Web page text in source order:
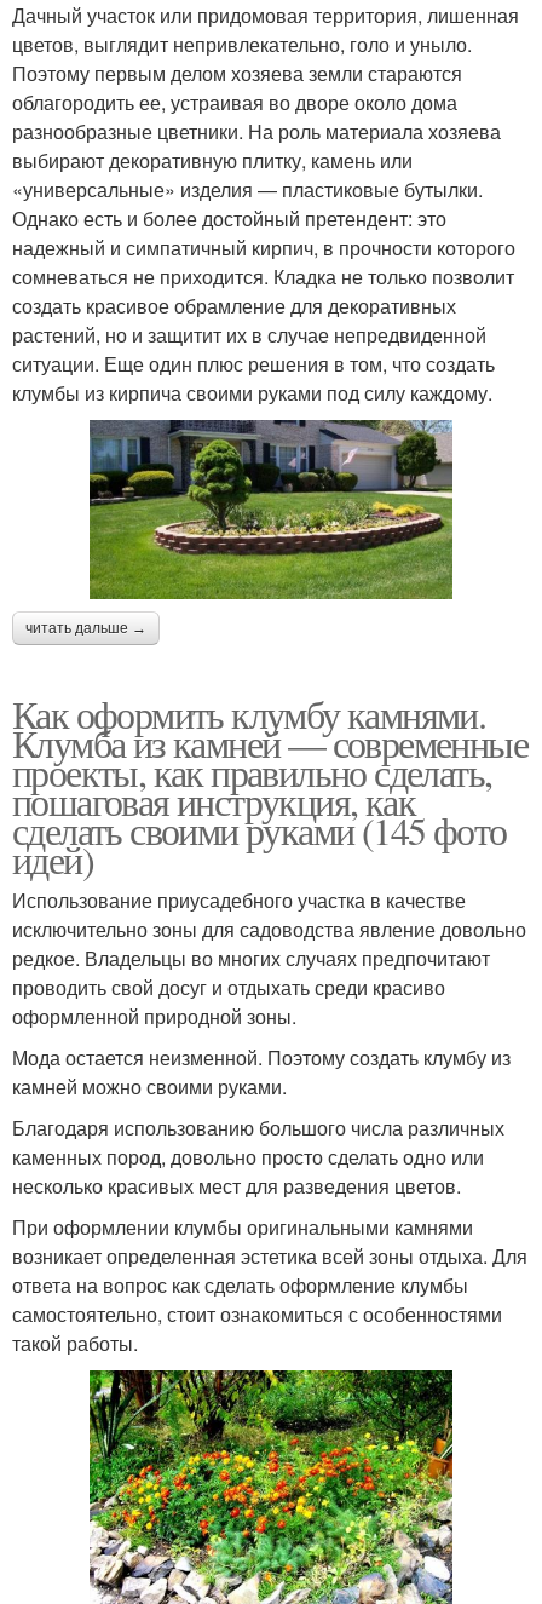
Дачный участок или придомовая территория, лишенная
цветов, выглядит непривлекательно, голо и уныло.
Поэтому первым делом хозяева земли стараются
облагородить ее, устраивая во дворе около дома
разнообразные цветники. На роль материала хозяева
выбирают декоративную плитку, камень или
«универсальные» изделия — пластиковые бутылки.
Однако есть и более достойный претендент: это
надежный и симпатичный кирпич, в прочности которого
сомневаться не приходится. Кладка не только позволит
создать красивое обрамление для декоративных
растений, но и защитит их в случае непредвиденной
ситуации. Еще один плюс решения в том, что создать
клумбы из кирпича своими руками под силу каждому.
читать дальше →
Как оформить клумбу камнями.
Клумба из камней — современные
проекты, как правильно сделать,
пошаговая инструкция, как
сделать своими руками (145 фото
идей)
Использование приусадебного участка в качестве
исключительно зоны для садоводства явление довольно
редкое. Владельцы во многих случаях предпочитают
проводить свой досуг и отдыхать среди красиво
оформленной природной зоны.
Мода остается неизменной. Поэтому создать клумбу из
камней можно своими руками.
Благодаря использованию большого числа различных
каменных пород, довольно просто сделать одно или
несколько красивых мест для разведения цветов.
При оформлении клумбы оригинальными камнями
возникает определенная эстетика всей зоны отдыха. Для
ответа на вопрос как сделать оформление клумбы
самостоятельно, стоит ознакомиться с особенностями
такой работы.